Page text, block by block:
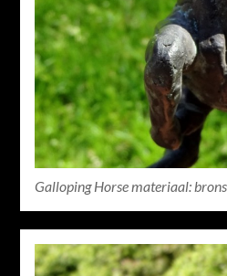
Galloping Horse materiaal: